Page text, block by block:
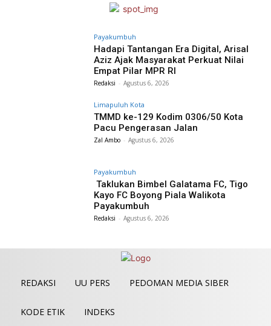
Payakumbuh
Hadapi Tantangan Era Digital, Arisal
Aziz Ajak Masyarakat Perkuat Nilai
Empat Pilar MPR RI
Redaksi - Agustus 6, 2026
Limapuluh Kota
TMMD ke-129 Kodim 0306/50 Kota
Pacu Pengerasan Jalan
Zal Ambo - Agustus 6, 2026
Payakumbuh
Taklukan Bimbel Galatama FC, Tigo
Kayo FC Boyong Piala Walikota
Payakumbuh
Redaksi - Agustus 6, 2026
REDAKSI UU PERS PEDOMAN MEDIA SIBER
KODE ETIK INDEKS